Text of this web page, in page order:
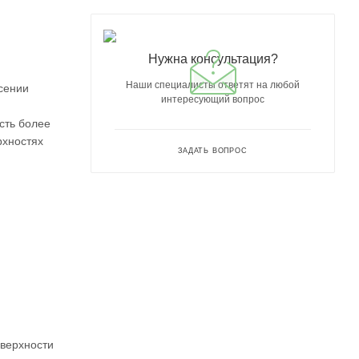
более
Нужна консультация?
Наши специалисты ответят на любой
интересующий вопрос
ЗАДАТЬ ВОПРОС